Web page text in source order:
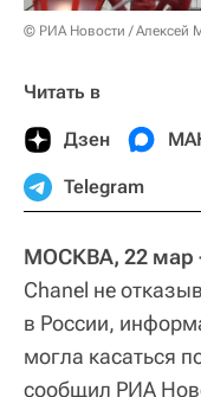
© РИА Новости / Алексей
Читать в
Дзен
Telegram
МОСКВА, 22 мар
Chanel не
в России,
могла касаться
сообщил РИА